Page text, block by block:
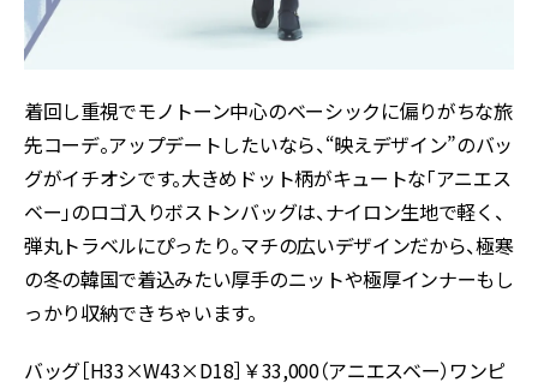
着回し重視でモノトーン中心のベーシックに偏りがちな旅
先コーデ。アップデートしたいなら、“映えデザイン”のバッ
グがイチオシです。大きめドット柄がキュートな「アニエス
ベー」のロゴ入りボストンバッグは、ナイロン生地で軽く、
弾丸トラベルにぴったり。マチの広いデザインだから、極寒
の冬の韓国で着込みたい厚手のニットや極厚インナーもし
っかり収納できちゃいます。
バッグ［H33×W43×D18］￥33,000（アニエスベー）ワンピ